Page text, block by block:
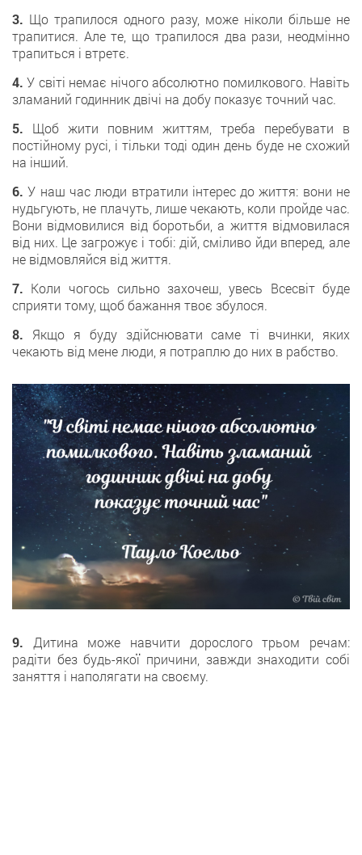
3. Що трапилося одного разу, може ніколи більше не
трапитися. Але те, що трапилося два рази, неодмінно
трапиться і втретє.
4. У світі немає нічого абсолютно помилкового. Навіть
зламаний годинник двічі на добу показує точний час.
5. Щоб жити повним життям, треба перебувати в
постійному русі, і тільки тоді один день буде не схожий
на інший.
6. У наш час люди втратили інтерес до життя: вони не
нудьгують, не плачуть, лише чекають, коли пройде час.
Вони відмовилися від боротьби, а життя відмовилася
від них. Це загрожує і тобі: дій, сміливо йди вперед, але
не відмовляйся від життя.
7. Коли чогось сильно захочеш, увесь Всесвіт буде
сприяти тому, щоб бажання твоє збулося.
8. Якщо я буду здійснювати саме ті вчинки, яких
чекають від мене люди, я потраплю до них в рабство.
9. Дитина може навчити дорослого трьом речам:
радіти без будь-якої причини, завжди знаходити собі
заняття і наполягати на своєму.